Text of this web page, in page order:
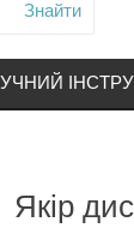
Знайти
Якір